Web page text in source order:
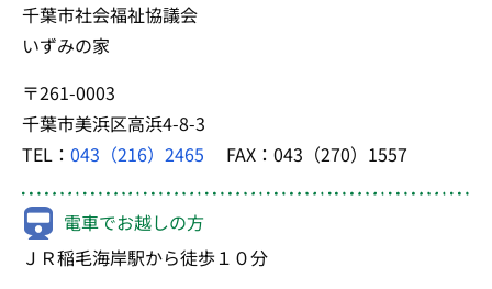
千葉市社会福祉協議会
いずみの家
〒261-0003
千葉市美浜区高浜4-8-3
TEL： 043（216）2465 FAX：043（270）1557
電車でお越しの方
ＪＲ稲毛海岸駅から徒歩１０分